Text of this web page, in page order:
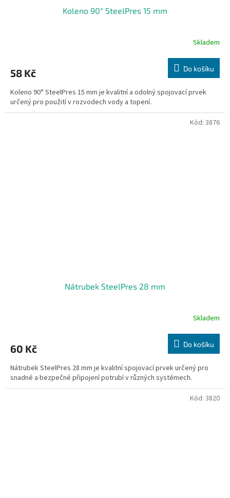
Koleno 90° SteelPres 15 mm
Skladem
58 Kč Do košíku
Koleno 90° SteelPres 15 mm je kvalitní a odolný spojovací prvek
určený pro použití v rozvodech vody a topení.
Nátrubek SteelPres 28 mm
Skladem
60 Kč Do košíku
Nátrubek SteelPres 28 mm je kvalitní spojovací prvek určený pro
snadné a bezpečné připojení potrubí v různých systémech.
Kód: 3876
Kód: 3820